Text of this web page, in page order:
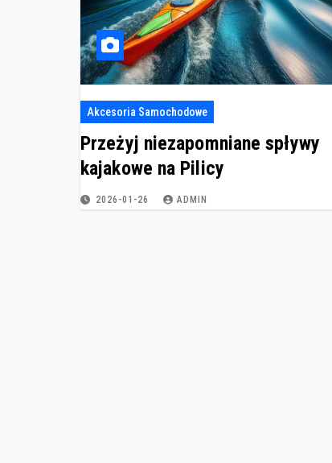
Akcesoria Samochodowe
Przeżyj niezapomniane spływy
kajakowe na Pilicy
2026-01-26 ADMIN